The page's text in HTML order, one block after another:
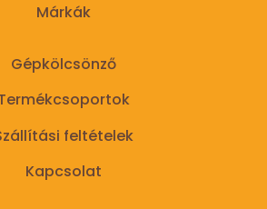
Márkák
Gépkölcsönző
feltételek
Kapcsolat